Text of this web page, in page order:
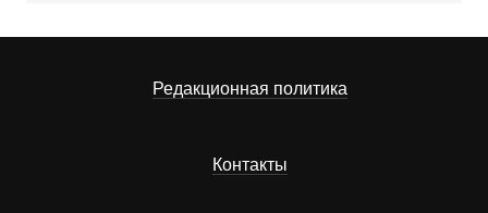
Редакционная политика
Контакты